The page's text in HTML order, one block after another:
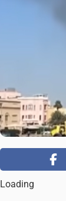
Loading